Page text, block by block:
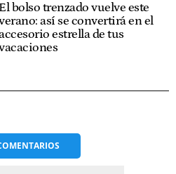
El bolso trenzado vuelve este
así se convertirá en el
estrella de tus